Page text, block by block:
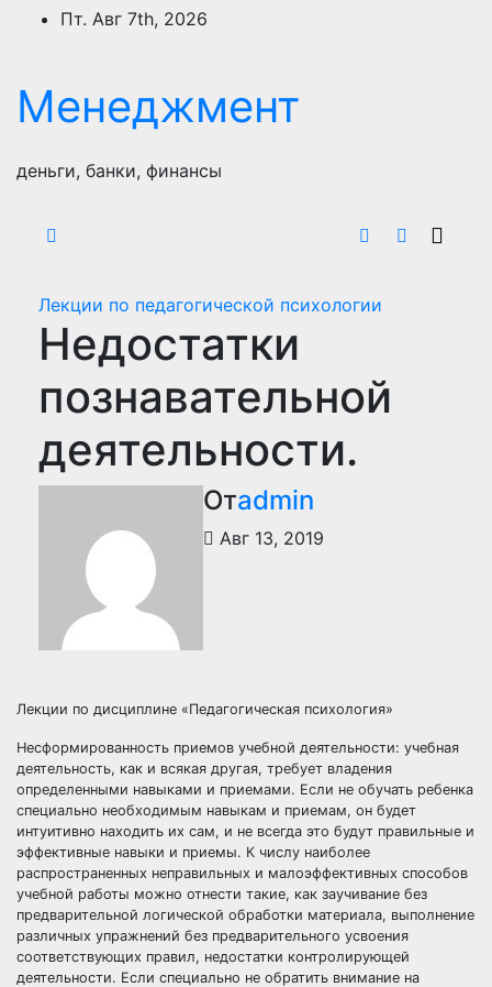
ПерейтиПт. Авг 7th, 2026
Менеджмент
деньги, банки, финансы
Лекции по педагогической психологии
Недостатки
познавательной
деятельности.
Отadmin
Авг 13, 2019
Лекции по дисциплине «Педагогическая психология»
Несформированность приемов учебной деятельности: учебная
деятельность, как и всякая другая, требует владения
определенными навыками и приемами. Если не обучать ребенка
специально необходимым навыкам и приемам, он будет
интуитивно находить их сам, и не всегда это будут правильные и
эффективные навыки и приемы. К числу наиболее
распространенных неправильных и малоэффективных способов
учебной работы можно отнести такие, как заучивание без
предварительной логической обработки материала, выполнение
различных упражнений без предварительного усвоения
соответствующих правил, недостатки контролирующей
деятельности. Если специально не обратить внимание на